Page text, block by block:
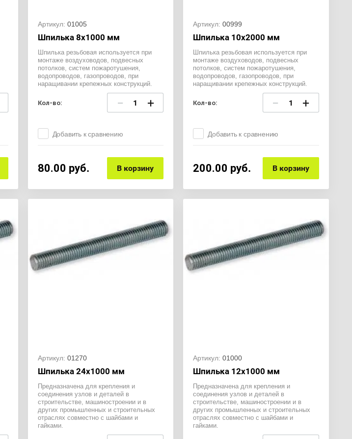
Артикул: 01005
Шпилька 8х1000 мм
Шпилька резьбовая используется при
монтаже воздуховодов, подвесных
потолков, систем пожаротушения,
водопроводов, газопроводов, при
наращивании крепежных конструкций.
Кол-во: − +
Добавить к сравнению
80.00 руб. В корзину
Артикул: 00999
Шпилька 10х2000 мм
Шпилька резьбовая используется при
монтаже воздуховодов, подвесных
потолков, систем пожаротушения,
водопроводов, газопроводов, при
наращивании крепежных конструкций.
Кол-во: − +
Добавить к сравнению
200.00 руб. В корзину
Артикул: 01270
Шпилька 24х1000 мм
Предназначена для крепления и
соединения узлов и деталей в
строительстве, машиностроении и в
других промышленных и строительных
отраслях совместно с шайбами и
гайками.
Артикул: 01000
Шпилька 12х1000 мм
Предназначена для крепления и
соединения узлов и деталей в
строительстве, машиностроении и в
других промышленных и строительных
отраслях совместно с шайбами и
гайками.